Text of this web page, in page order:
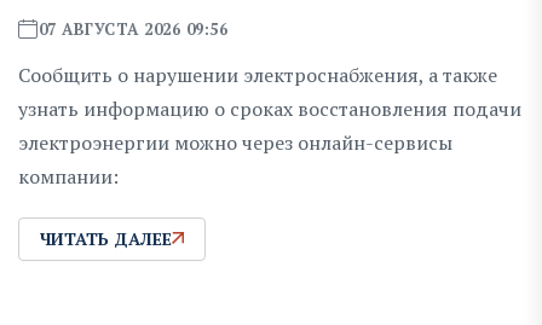
07 АВГУСТА 2026 09:56
Сообщить о нарушении электроснабжения, а также
узнать информацию о сроках восстановления подачи
электроэнергии можно через онлайн-сервисы
компании:
ЧИТАТЬ ДАЛЕЕ